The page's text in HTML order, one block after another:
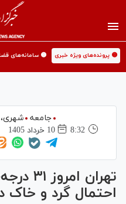
🟡 پرونده‌های ویژه خبری 🟡 سامانه‌های
جامعه
8:32
10 خرداد 1405
تهران
احتمال گرد و خاک